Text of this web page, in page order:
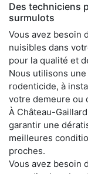
Des techniciens
surmulots
Vous avez besoin
nuisibles dans
pour la qualité et
Nous utilisons
rodenticide, à
votre demeure ou
À Château-
garantir une
meilleures
proches.
Vous avez besoin